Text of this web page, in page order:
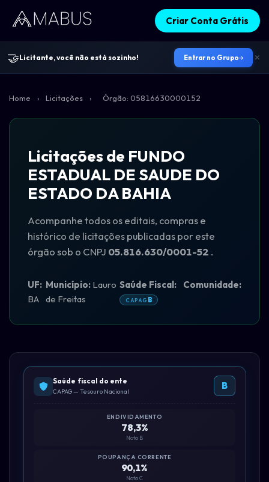
Criar Conta Grátis
🤝Licitante, você não está sozinho! Entrar no Grupo
Home › Licitações › Órgão: 05816630000152
Licitações de FUNDO
ESTADUAL DE SAUDE DO
ESTADO DA BAHIA
Acompanhe todos os editais, compras e
histórico de licitações publicadas por este
órgão sob o CNPJ 05.816.630/0001-52 .
UF:
BA
Município: Lauro
de Freitas
Saúde Fiscal:
CAPAG B
Comunidade:
Saúde fiscal do ente
CAPAG — Tesouro Nacional
B
ENDIVIDAMENTO
78,3%
Nota B
POUPANÇA CORRENTE
90,1%
Nota C